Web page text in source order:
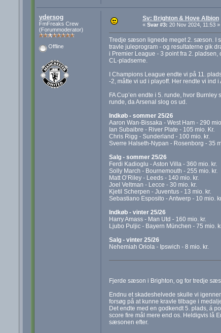
ydersog
FmFreaks Crew
(Forummoderator)
Offline
Sv: Brighton & Hove Albion
« Svar #3: 20 Nov 2024, 11:53 »
Tredje sæson lignede meget 2. sæson. I
travle juleprogram - og resultaterne gik
i Premier League - 3 point fra 2. pladsen,
CL-pladserne.
I Champions League endte vi på 11.
-2, måtte vi ud i playoff. Her rendte vi ind
FA Cup’en endte i 5. runde, hvor
runde, da Arsenal slog os ud.
Indkøb - sommer 25/26
Aaron Wan-Bissaka - West Ham - 290
Ian Subaibre - River Plate - 105 mio. Kr.
Chris Rigg - Sunderland - 100 mio. kr.
Sverre Halseth-Nypan - Rosenborg - 35
Salg - sommer 25/26
Ferdi Kadioglu - Aston Villa - 360 mio. kr.
Solly March - Bournemouth - 255 mio. kr.
Matt O’Riley - Leeds - 140 mio. kr.
Joel Veltman - Lecce - 30 mio. kr.
Kjetil Scherpen - Juventus - 13 mio. kr.
Sebastiano Esposito - Antwerp - 10 mio.
Indkøb - vinter 25/26
Harry Amass - Man Utd - 160 mio. kr.
Ljubo Puljic - Bayern München - 75 mio.
Salg - vinter 25/26
Nehemiah Oriola - Ipswich - 8 mio. kr.
Fjerde sæson i Brighton, og for tredje
Endnu et skadeshelvede skulle vi
forsøg på at kunne kravle tilbage i
Det endte med en godkendt 5. plads, á
score fire mål mere end os. Heldigvis lå
sæsonen efter.